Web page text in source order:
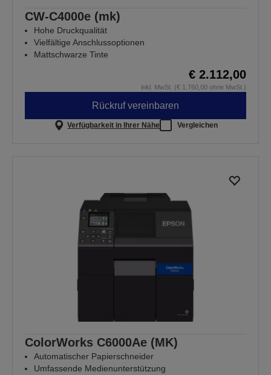
CW-C4000e (mk)
Hohe Druckqualität
Vielfältige Anschlussoptionen
Mattschwarze Tinte
€ 2.112,00
inkl. MwSt. (€ 1.760,00 ohne MwSt.)
Rückruf vereinbaren
Verfügbarkeit in Ihrer Nähe Vergleichen
ColorWorks C6000Ae (MK)
Automatischer Papierschneider
Umfassende Medienunterstützung